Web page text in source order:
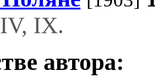
IX.
автора: